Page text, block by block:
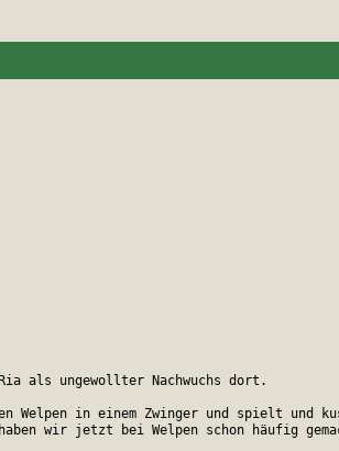
als ungewollter Nachwuchs dort.
Welpen in einem Zwinger und spielt und
wir jetzt bei Welpen schon häufig